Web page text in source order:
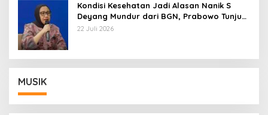
Kondisi Kesehatan Jadi Alasan Nanik S
Deyang Mundur dari BGN, Prabowo Tunjuk
Wamentan Sudaryono
22 Juli 2026
MUSIK